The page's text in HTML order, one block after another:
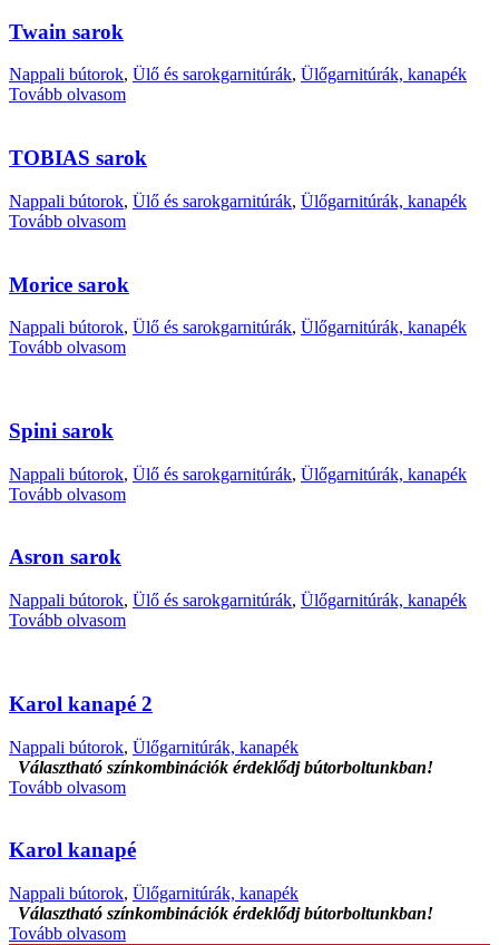
Twain sarok
Nappali bútorok, Ülő és sarokgarnitúrák, Ülőgarnitúrák, kanapék
Tovább olvasom
TOBIAS sarok
Nappali bútorok, Ülő és sarokgarnitúrák, Ülőgarnitúrák, kanapék
Tovább olvasom
Morice sarok
Nappali bútorok, Ülő és sarokgarnitúrák, Ülőgarnitúrák, kanapék
Tovább olvasom
Spini sarok
Nappali bútorok, Ülő és sarokgarnitúrák, Ülőgarnitúrák, kanapék
Tovább olvasom
Asron sarok
Nappali bútorok, Ülő és sarokgarnitúrák, Ülőgarnitúrák, kanapék
Tovább olvasom
Karol kanapé 2
Nappali bútorok, Ülőgarnitúrák, kanapék
Választható színkombinációk érdeklődj bútorboltunkban!
Tovább olvasom
Karol kanapé
Nappali bútorok, Ülőgarnitúrák, kanapék
Választható színkombinációk érdeklődj bútorboltunkban!
Tovább olvasom